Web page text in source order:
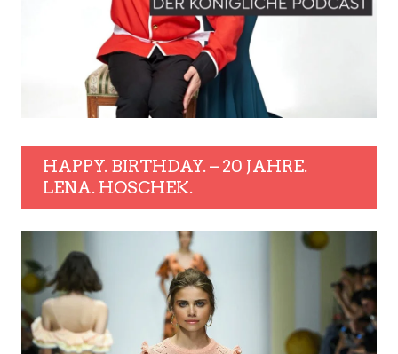
HAPPY. BIRTHDAY. – 20 JAHRE.
LENA. HOSCHEK.